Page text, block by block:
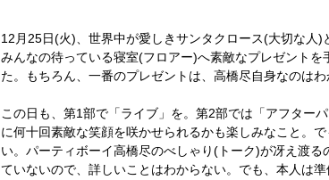
12月25日(火)、世界中が愛しきサンタクロース(大切な人
みんなの待っている寝室(フロアー)へ素敵なプレゼント
た。もちろん、一番のプレゼントは、高橋尽自身なのは
この日も、第1部で「ライブ」を。第2部では「アフター
に何十回素敵な笑顔を咲かせられるかも楽しみなこと。
い。パーティボーイ高橋尽のべしゃり(トーク)が冴え渡
ていないので、詳しいことはわからない。でも、本人は